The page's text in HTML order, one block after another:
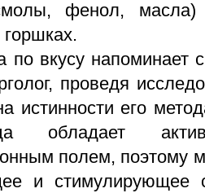
фенол,
по вкусу напоминает
проведя
истинности его
полем, поэтому
и стимулирующее